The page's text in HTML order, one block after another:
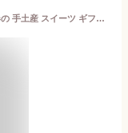
【送料無料】関東VS関西 餅 2種食べ比べ 春の 手土産 スイーツ ギフト プレゼント